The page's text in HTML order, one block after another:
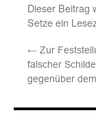
Dieser Beitrag
Setze ein
← Zur
falscher
gegenüber